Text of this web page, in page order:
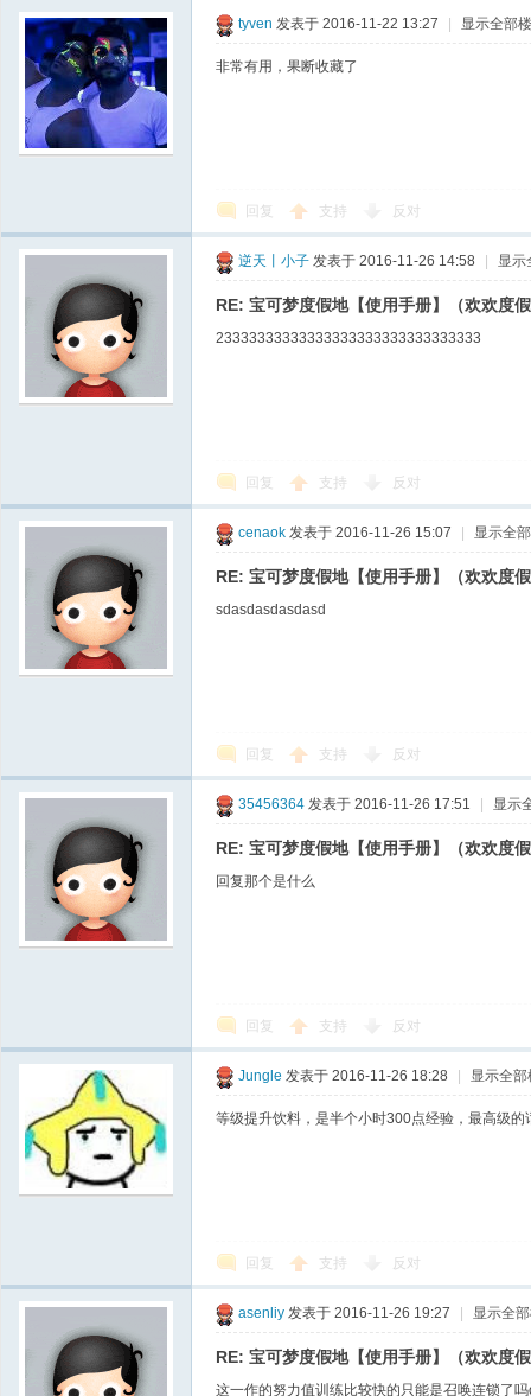
tyven 发表于 2016-11-22 13:27 | 显示全部
非常有用，果断收藏了
回复 支持 反对
逆天丨小子 发表于 2016-11-26 14:58 | 显示
RE: 宝可梦度假地【使用手册】（欢欢度
23333333333333333333333333333333
回复 支持 反对
cenaok 发表于 2016-11-26 15:07 | 显示全
RE: 宝可梦度假地【使用手册】（欢欢度
sdasdasdasdasd
回复 支持 反对
35456364 发表于 2016-11-26 17:51 | 显示
RE: 宝可梦度假地【使用手册】（欢欢度
回复那个是什么
回复 支持 反对
Jungle 发表于 2016-11-26 18:28 | 显示全部
等级提升饮料，是半个小时300点经验，最高级的
回复 支持 反对
asenliy 发表于 2016-11-26 19:27 | 显示全
RE: 宝可梦度假地【使用手册】（欢欢度
这一作的努力值训练比较快的只能是召唤连锁了